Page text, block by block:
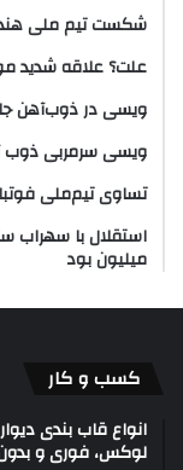
شکست تیم ملی
علت؟ علاقه شدید
ویسی در ذوب‌آهن
ویسی سرمربی ذوب آهن
تساوی تیم‌ملی
میلیون بود
کسب و کار
انواع قاب بندی
لوکس، فوری و